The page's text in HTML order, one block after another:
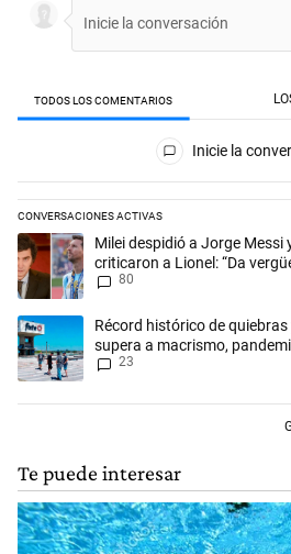
TODOS LOS COMENTARIOS
Todos los comentarios
Inicie la
CONVERSACIONES ACTIVAS
Este listado muestra los artículos con
Un artículo de tendencia con el título
Milei despidió a Jorge Messi
criticaron a Lionel: “Da
Messi”
80
Un artículo de tendencia con el título
Récord histórico de
supera a macrismo,
23